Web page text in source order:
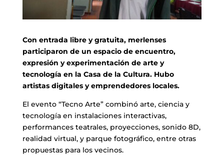
Con entrada libre y gratuita, merlenses
participaron de un espacio de encuentro,
expresión y experimentación de arte y
tecnología en la Casa de la Cultura. Hubo
artistas digitales y emprendedores locales.
El evento “Tecno Arte” combinó arte, ciencia y
tecnología en instalaciones interactivas,
performances teatrales, proyecciones, sonido 8D,
realidad virtual, y parque fotográfico, entre otras
propuestas para los vecinos.